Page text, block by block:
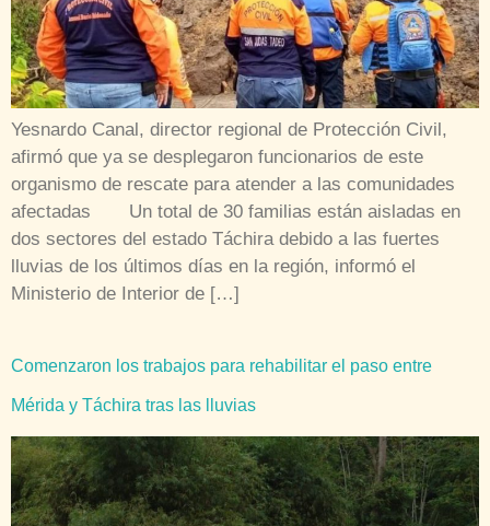
Yesnardo Canal, director regional de Protección Civil,
afirmó que ya se desplegaron funcionarios de este
organismo de rescate para atender a las comunidades
afectadas Un total de 30 familias están aisladas en
dos sectores del estado Táchira debido a las fuertes
lluvias de los últimos días en la región, informó el
Ministerio de Interior de […]
Comenzaron los trabajos para rehabilitar el paso entre
Mérida y Táchira tras las lluvias